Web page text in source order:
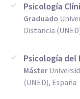
Psicología
Graduado
Distancia
Psicología del
Máster
(UNED), España